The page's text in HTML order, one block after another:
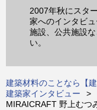
2007年秋にスタ
家へのインタビ
施設、公共施設
い。
建築材料のことなら【建
建築家インタビュー
MIRAICRAFT 野上むつ